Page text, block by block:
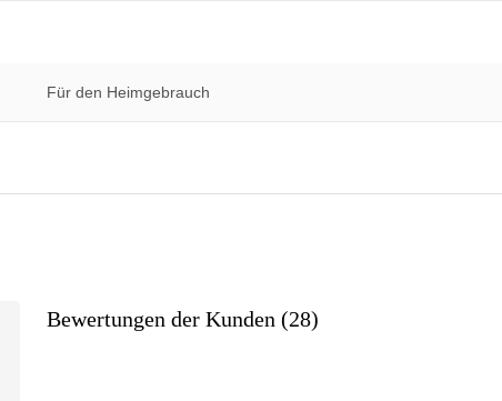
Für den Heimgebrauch
Bewertungen der Kunden (28)